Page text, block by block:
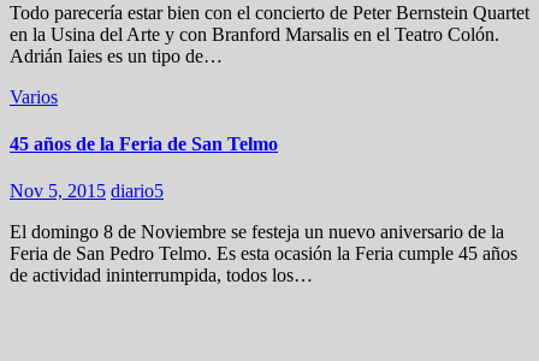
Todo parecería estar bien con el concierto de Peter Bernstein Quartet
en la Usina del Arte y con Branford Marsalis en el Teatro Colón.
Adrián Iaies es un tipo de…
Varios
45 años de la Feria de San Telmo
Nov 5, 2015 diario5
El domingo 8 de Noviembre se festeja un nuevo aniversario de la
Feria de San Pedro Telmo. Es esta ocasión la Feria cumple 45 años
de actividad ininterrumpida, todos los…